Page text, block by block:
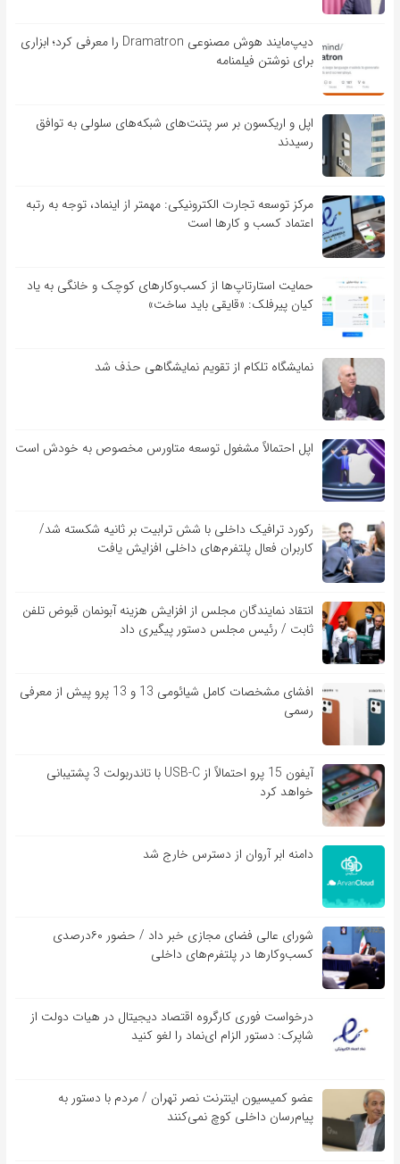
دیپ‌مایند هوش مصنوعی Dramatron را معرفی کرد؛ ابزاری
برای نوشتن فیلمنامه
اپل و اریکسون بر سر پتنت‌های شبکه‌های سلولی به توافق
رسیدند
مرکز توسعه تجارت الکترونیکی: مهمتر از اینماد، توجه به رتبه
اعتماد کسب و کارها است
حمایت استارتاپ‌ها از کسب‌وکارهای کوچک و خانگی به یاد
کیان پیرفلک: «قایقی باید ساخت»
نمایشگاه تلکام از تقویم نمایشگاهی حذف شد
اپل احتمالاً مشغول توسعه متاورس مخصوص به خودش است
رکورد ترافیک داخلی با شش ترابیت بر ثانیه شکسته شد/
کاربران فعال پلتفرم‌های داخلی افزایش یافت
انتقاد نمایندگان مجلس از افزایش هزینه آبونمان قبوض تلفن
ثابت / رئیس مجلس دستور پیگیری داد
افشای مشخصات کامل شیائومی 13 و 13 پرو پیش از معرفی
رسمی
آیفون 15 پرو احتمالاً از USB-C با تاندربولت 3 پشتیبانی
خواهد کرد
دامنه ابر آروان از دسترس خارج شد
شورای عالی فضای مجازی خبر داد / حضور ۶۰درصدی
کسب‌و‌کارها در پلتفرم‌های داخلی
درخواست فوری کارگروه اقتصاد دیجیتال در هیات دولت از
شاپرک: دستور الزام ای‌نماد را لغو کنید
عضو کمیسیون اینترنت نصر تهران / مردم با دستور به
پیام‌رسان داخلی کوچ نمی‌کنند